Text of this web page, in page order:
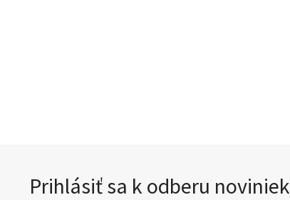
Prihlásiť sa k odberu noviniek